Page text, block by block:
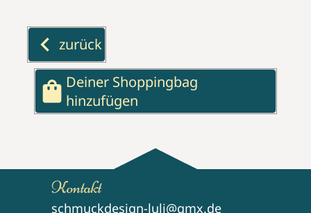
keyboard_arrow_left zurück
shopping_bag Deiner Shoppingbag
hinzufügen
Kontakt
schmuckdesign-luli@gmx.de